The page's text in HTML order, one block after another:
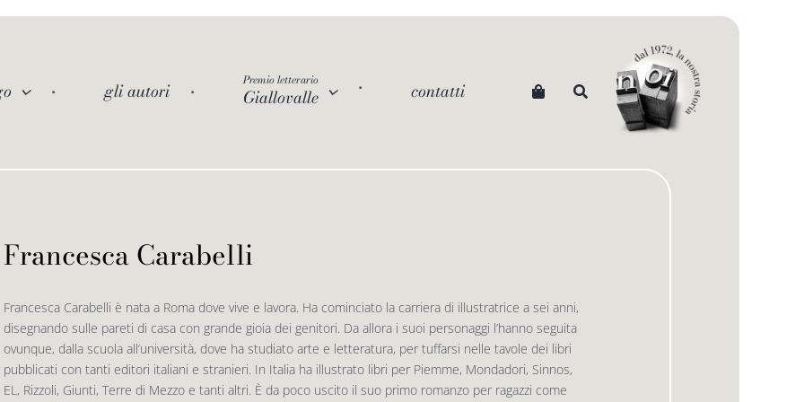
gli autori Premio letterario
Giallovalle contatti
Francesca Carabelli
Francesca Carabelli è nata a Roma dove vive e lavora. Ha cominciato la carriera di illustratrice a sei anni,
disegnando sulle pareti di casa con grande gioia dei genitori. Da allora i suoi personaggi l’hanno seguita
ovunque, dalla scuola all’università, dove ha studiato arte e letteratura, per tuffarsi nelle tavole dei libri
pubblicati con tanti editori italiani e stranieri. In Italia ha illustrato libri per Piemme, Mondadori, Sinnos,
EL, Rizzoli, Giunti, Terre di Mezzo e tanti altri. È da poco uscito il suo primo romanzo per ragazzi come